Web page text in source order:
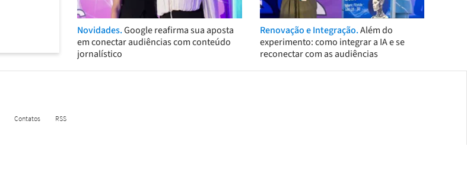
Novidades.Google reafirma sua aposta
em conectar audiências com conteúdo
jornalístico
Renovação e Integração.Além do
experimento: como integrar a IA e se
reconectar com as audiências
Contatos RSS